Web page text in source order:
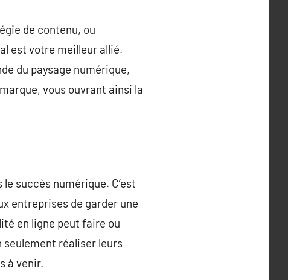
de contenu, ou
est votre meilleur allié.
du paysage numérique,
vous ouvrant ainsi la
succès numérique. C’est
entreprises de garder une
en ligne peut faire ou
seulement réaliser leurs
à venir.